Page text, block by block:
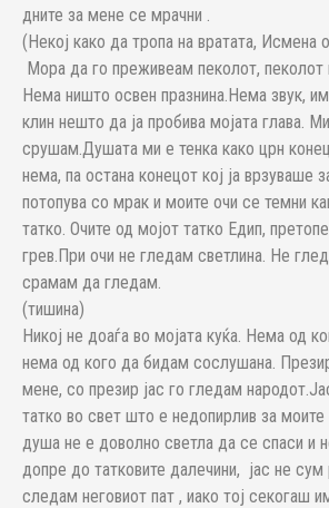
дните за мене се мрачни .
(Некој како да тропа на вратата, Исмена
Мора да го преживеам пеколот, пеколот
Нема ништо освен празнина.Нема звук,
клин нешто да ја пробива мојата глава.
срушам.Душата ми е тенка како црн
нема, па остана конецот кој ја врзуваше
потопува со мрак и моите очи се темни
татко. Очите од мојот татко Едип,
грев.При очи не гледам светлина. Не
срамам да гледам.
(тишина)
Никој не доаѓа во мојата куќа. Нема од
нема од кого да бидам сослушана.
мене, со презир јас го гледам
татко во свет што е недопирлив за моите
душа не е доволно светла да се спаси и
допре до татковите далечини, јас не
следам неговиот пат , иако тој секогаш